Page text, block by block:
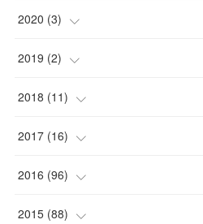
2020 (3)
(1
( 1)
(1)
2019 (2)
( 1)
(1)
2018 (11)
(2)
(1)
(1)
2017 (16)
(1)
(2)
2016 (96)
(2)
2015 (88)